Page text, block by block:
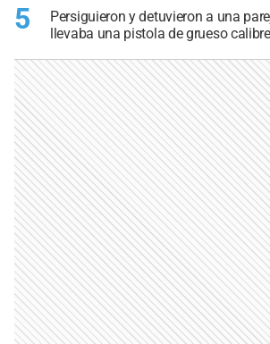
5
Persiguieron y detuvieron a una
llevaba una pistola de grueso calibre